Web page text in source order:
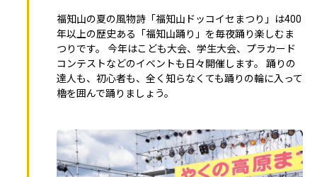
福知⼭の夏の⾵物詩「福知⼭ドッコイセまつり」は400
年以上の歴史ある「福知⼭踊り」を毎夜踊り楽しむま
つりです。 今年はこども⼤会、学⽣⼤会、プラカード
コンテストなどのイベントも⽇々開催します。 踊りの
達⼈も、初⼼者も、全く知らなくても踊りの輪に⼊って
櫓を囲んで踊りましょう。